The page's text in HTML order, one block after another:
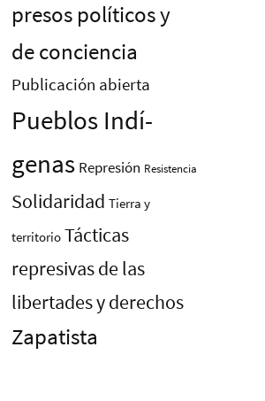
presos polí­ticos y
de conciencia
Publicación abierta
Pueblos Indí­
genas Represión Resistencia
Solidaridad Tierra y
territorio Tácticas
represivas de las
libertades y derechos
Zapatista